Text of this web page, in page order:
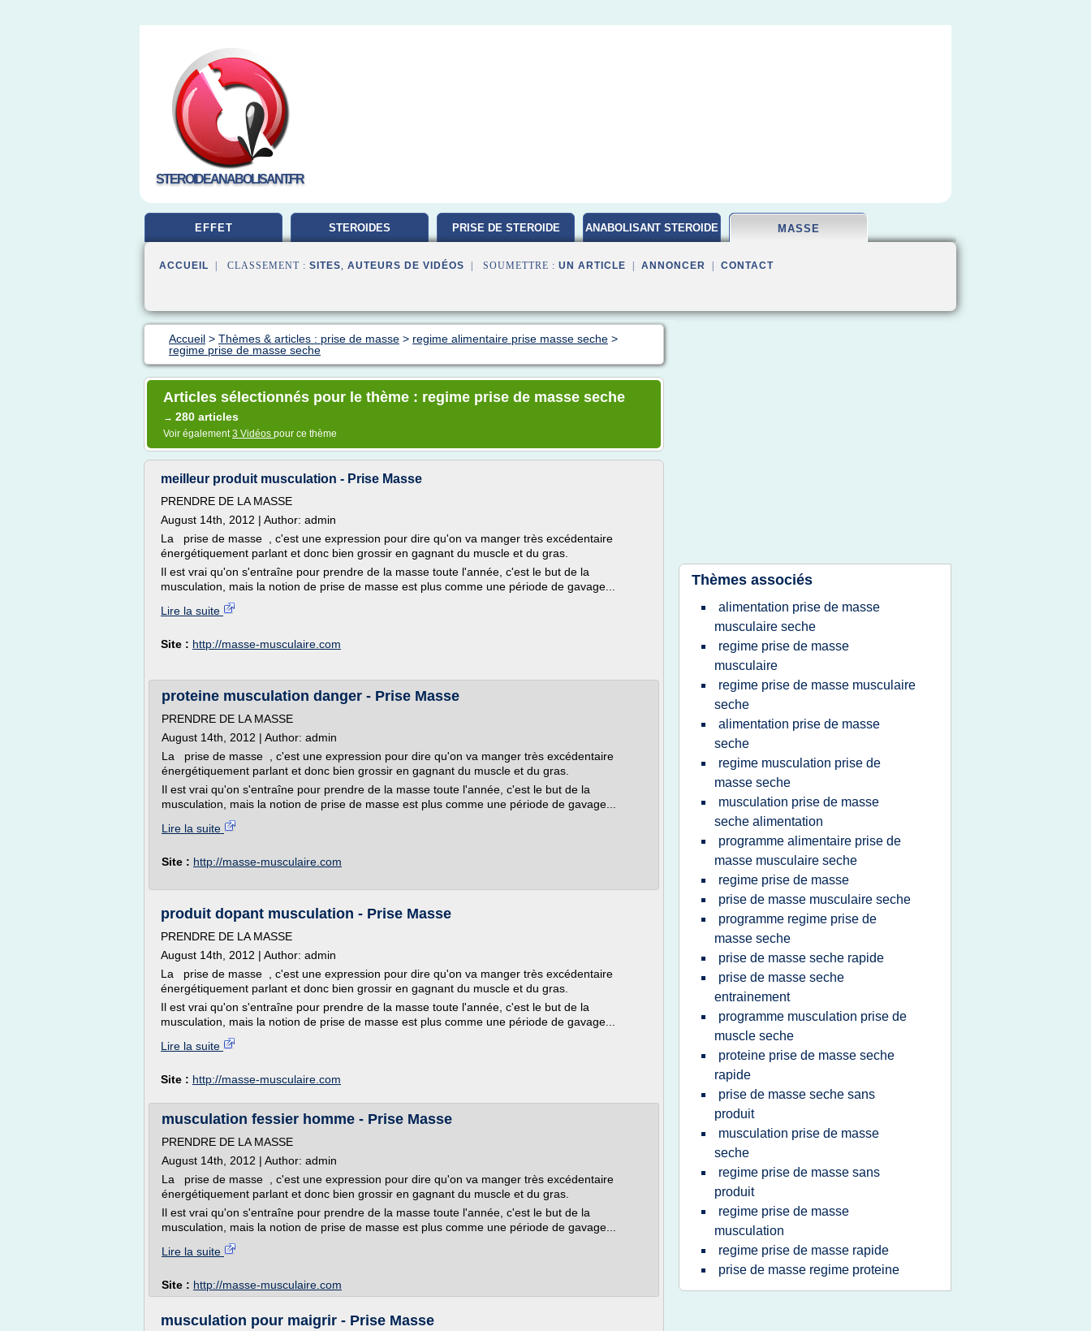
STEROIDEANABOLISANT.FR
EFFET STEROIDES PRISE DE STEROIDE ANABOLISANT STEROIDE MASSE
ACCUEIL | CLASSEMENT : SITES, AUTEURS DE VIDÉOS | SOUMETTRE : UN ARTICLE ANNONCER CONTACT
Accueil > Thèmes & articles : prise de masse > regime alimentaire prise masse seche >
regime prise de masse seche
Articles sélectionnés pour le thème : regime prise de masse seche
→ 280 articles
Voir également3 Vidéos pour ce thème
meilleur produit musculation - Prise Masse
PRENDRE DE LA MASSE
August 14th, 2012 | Author: admin
La prise de masse , c'est une expression pour dire qu'on va manger très excédentaire
énergétiquement parlant et donc bien grossir en gagnant du muscle et du gras.
Il est vrai qu'on s'entraîne pour prendre de la masse toute l'année, c'est le but de la
musculation, mais la notion de prise de masse est plus comme une période de gavage...
Lire la suite
Site : http://masse-musculaire.com
proteine musculation danger - Prise Masse
PRENDRE DE LA MASSE
August 14th, 2012 | Author: admin
La prise de masse , c'est une expression pour dire qu'on va manger très excédentaire
énergétiquement parlant et donc bien grossir en gagnant du muscle et du gras.
Il est vrai qu'on s'entraîne pour prendre de la masse toute l'année, c'est le but de la
musculation, mais la notion de prise de masse est plus comme une période de gavage...
Lire la suite
Site : http://masse-musculaire.com
produit dopant musculation - Prise Masse
PRENDRE DE LA MASSE
August 14th, 2012 | Author: admin
La prise de masse , c'est une expression pour dire qu'on va manger très excédentaire
énergétiquement parlant et donc bien grossir en gagnant du muscle et du gras.
Il est vrai qu'on s'entraîne pour prendre de la masse toute l'année, c'est le but de la
musculation, mais la notion de prise de masse est plus comme une période de gavage...
Lire la suite
Site : http://masse-musculaire.com
musculation fessier homme - Prise Masse
PRENDRE DE LA MASSE
August 14th, 2012 | Author: admin
La prise de masse , c'est une expression pour dire qu'on va manger très excédentaire
énergétiquement parlant et donc bien grossir en gagnant du muscle et du gras.
Il est vrai qu'on s'entraîne pour prendre de la masse toute l'année, c'est le but de la
musculation, mais la notion de prise de masse est plus comme une période de gavage...
Lire la suite
Site : http://masse-musculaire.com
musculation pour maigrir - Prise Masse
Thèmes associés
alimentation prise de masse
musculaire seche
regime prise de masse
musculaire
regime prise de masse musculaire
seche
alimentation prise de masse
seche
regime musculation prise de
masse seche
musculation prise de masse
seche alimentation
programme alimentaire prise de
masse musculaire seche
regime prise de masse
prise de masse musculaire seche
programme regime prise de
masse seche
prise de masse seche rapide
prise de masse seche
entrainement
programme musculation prise de
muscle seche
proteine prise de masse seche
rapide
prise de masse seche sans
produit
musculation prise de masse
seche
regime prise de masse sans
produit
regime prise de masse
musculation
regime prise de masse rapide
prise de masse regime proteine